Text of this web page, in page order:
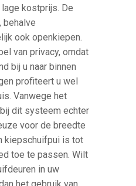
kostprijs. De
behalve
ook openkiepen.
van privacy, omdat
bij u naar binnen
profiteert u wel
Vanwege het
dit systeem echter
voor de breedte
kiepschuifpui is tot
toe te passen. Wilt
in uw